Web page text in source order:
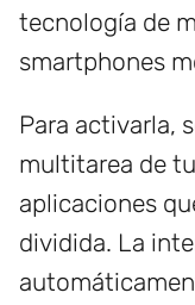
tecnología de
smartphones
Para activarla,
multitarea de
aplicaciones
dividida. La